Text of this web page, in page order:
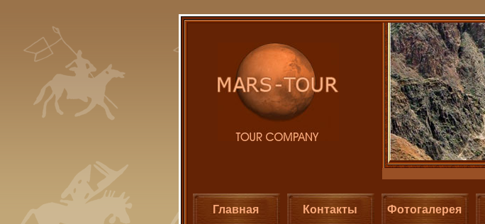
Главная Контакты Фотогалерея